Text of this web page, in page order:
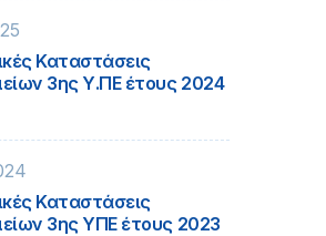
Καταστάσεις
3ης Υ.ΠΕ έτους 2024
Καταστάσεις
3ης ΥΠΕ έτους 2023